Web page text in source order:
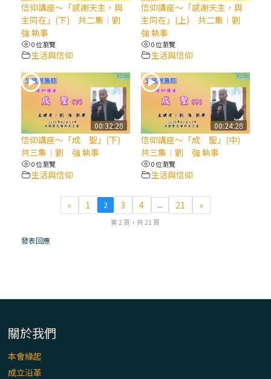
(7)黃敏正主教帶你做【將臨期避靜】—耶穌
降生人間，需要人的「接納」
(6)黃敏正主教帶你做【將臨期避靜】—「馬
槽」═「謙卑」
(5)黃敏正主教帶你做【將臨期避靜】—「福
傳」：講耶穌的故事
(4)黃敏正主教帶你做【將臨期避靜】—匝凱
「想看」耶穌，耶穌「走近」匝凱
(3)黃敏正主教帶你做【將臨期避靜】—「轉
念」，吃苦如吃補
(1)黃敏正主教帶你做【將臨期避靜】—「走
信仰講座～「感謝天主，與
主同在」(下) 共二集︱劉
強 執事
0 位瀏覽
生活與信仰
信仰講座～「感謝天主，與
主同在」(上) 共二集︱劉
強 執事
0 位瀏覽
生活與信仰
00:32:28
信仰講座～「成 聖」(下)
共三集︱劉 強 執事
0 位瀏覽
生活與信仰
00:24:28
信仰講座～「成 聖」(中)
共三集︱劉 強 執事
0 位瀏覽
生活與信仰
« 1 2 3 4 ... 21 »
第 2 頁，共 21 頁
發表回應
關於我們
本會緣起
成立沿革